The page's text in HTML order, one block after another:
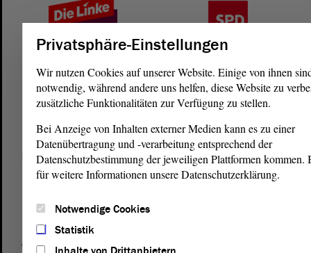
Postanschrift
Landtagvon Sachsen-Anhalt
39104 Magdeburg
Wegbeschreibung
Privatsphäre-Einstellungen
Wir nutzen Cookies auf unserer Website. Einige von ihnen
notwendig, während andere uns helfen, diese Website zu
zusätzliche Funktionalitäten zur Verfügung zu stellen.
Bei Anzeige von Inhalten externer Medien kann es zu einer
Datenübertragung und -verarbeitung entsprechend der
Datenschutzbestimmung der jeweiligen Plattformen kommen.
für weitere Informationen unsere Datenschutzerklärung.
Notwendige Cookies
Statistik